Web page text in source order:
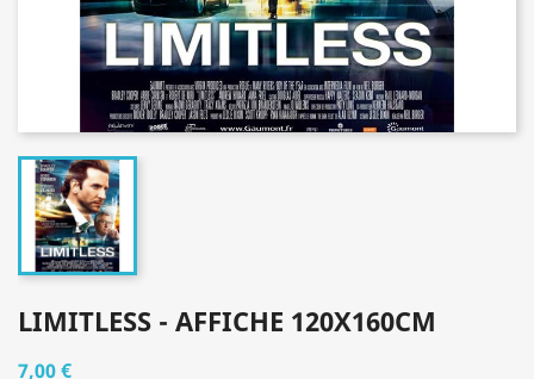
LIMITLESS - AFFICHE 120X160CM
7,00 €